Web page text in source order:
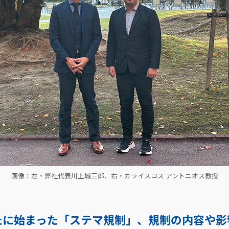
画像：左・弊社代表川上城三郎、右・カライスコス アントニオス教授
始まった「ステマ規制」、規制の内容や